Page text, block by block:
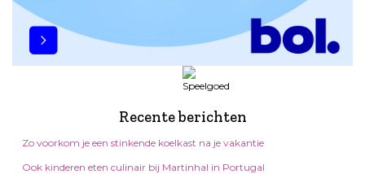
Recente berichten
Zo voorkom je een stinkende koelkast na je vakantie
Ook kinderen eten culinair bij Martinhal in Portugal